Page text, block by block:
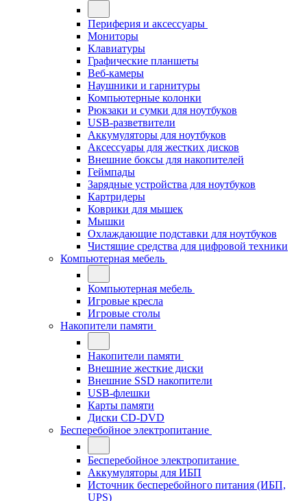
Периферия и аксессуары
Мониторы
Клавиатуры
Графические планшеты
Веб-камеры
Наушники и гарнитуры
Компьютерные колонки
Рюкзаки и сумки для ноутбуков
USB-разветвители
Аккумуляторы для ноутбуков
Аксессуары для жестких дисков
Внешние боксы для накопителей
Геймпады
Зарядные устройства для ноутбуков
Картридеры
Коврики для мышек
Мышки
Охлаждающие подставки для ноутбуков
Чистящие средства для цифровой техники
Компьютерная мебель
Компьютерная мебель
Игровые кресла
Игровые столы
Накопители памяти
Накопители памяти
Внешние жесткие диски
Внешние SSD накопители
USB-флешки
Карты памяти
Диски CD-DVD
Бесперебойное электропитание
Бесперебойное электропитание
Аккумуляторы для ИБП
Источник бесперебойного питания (ИБП,
UPS)